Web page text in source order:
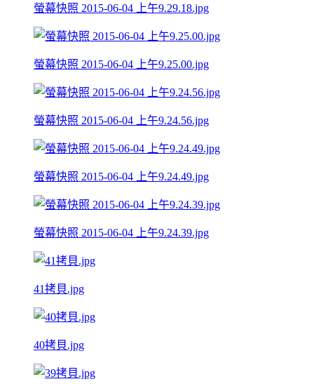
螢幕快照 2015-06-04 上午9.29.18.jpg
螢幕快照 2015-06-04 上午9.25.00.jpg
螢幕快照 2015-06-04 上午9.24.56.jpg
螢幕快照 2015-06-04 上午9.24.49.jpg
螢幕快照 2015-06-04 上午9.24.39.jpg
41拷貝.jpg
40拷貝.jpg